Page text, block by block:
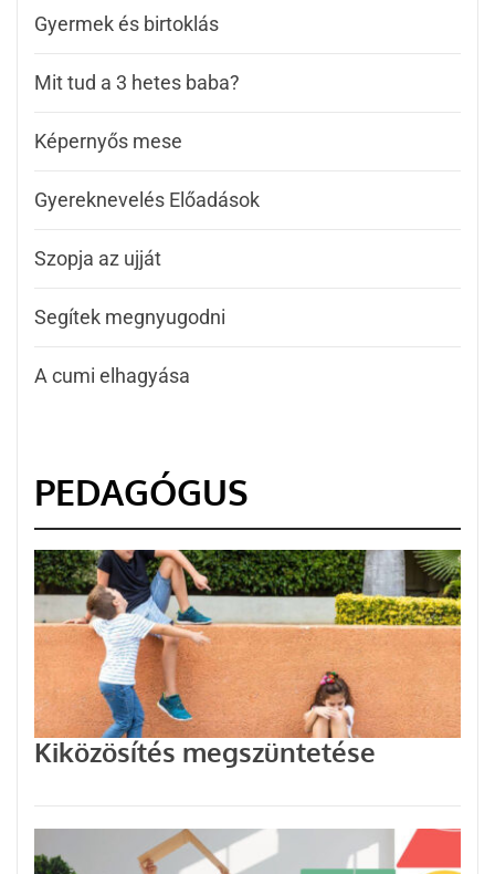
Gyermek és birtoklás
Mit tud a 3 hetes baba?
Képernyős mese
Gyereknevelés Előadások
Szopja az ujját
Segítek megnyugodni
A cumi elhagyása
PEDAGÓGUS
Kiközösítés megszüntetése